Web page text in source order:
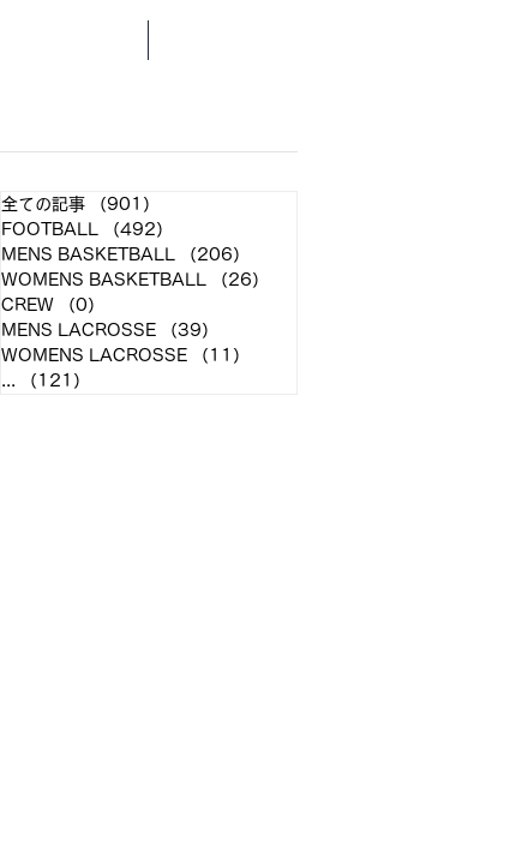
全ての記事 （901）
FOOTBALL
（492）
MENS BASKETBALL
（206）
WOMENS BASKETBALL
（26）
CREW
（0）
MENS LACROSSE
（39）
WOMENS LACROSSE
（11）
...
（121）